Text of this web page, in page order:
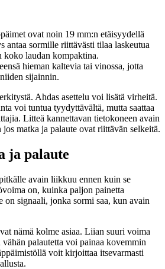
ovat noin 19 mm:n etäisyydellä
antaa sormille riittävästi tilaa laskeutua
koko laudan kompaktina.
hieman kaltevia tai vinossa, jotta
sijainnin.
Ahdas asettelu voi lisätä virheitä.
voi tuntua tyydyttävältä, mutta saattaa
Litteä kannettavan tietokoneen avain
matka ja palaute ovat riittävän selkeitä.
ja palaute
avain liikkuu ennen kuin se
on, kuinka paljon painetta
on signaali, jonka sormi saa, kun avain
nämä kolme asiaa. Liian suuri voima
palautetta voi painaa kovemmin
voit kirjoittaa itsevarmasti